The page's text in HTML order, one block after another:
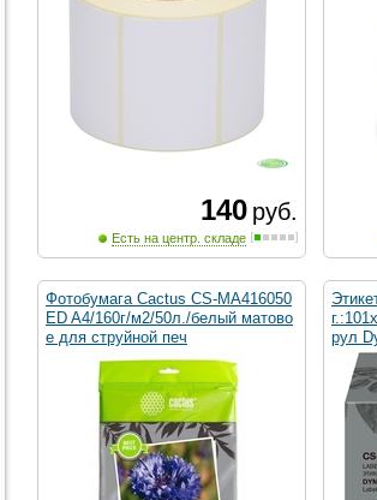
140 руб.
Есть на центр. складе
Фотобумага Cactus CS-MA416050
ED A4/160г/м2/50л./белый матово
е для струйной печ
рул